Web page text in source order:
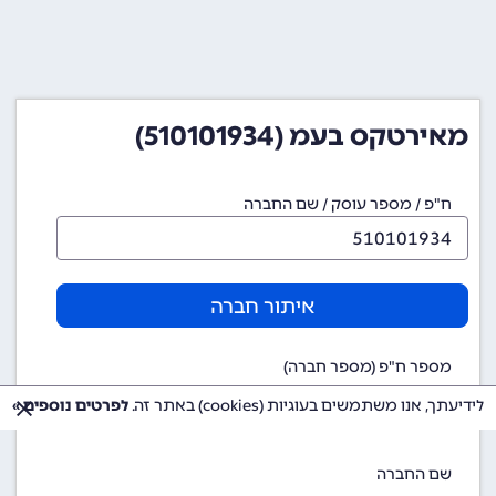
מאירטקס בעמ (510101934)
ח"פ / מספר עוסק / שם החברה
איתור חברה
מספר ח"פ (מספר חברה)
510101934
שם החברה
לידיעתך, אנו משתמשים בעוגיות (cookies) באתר זה. לפרטים נוספים »